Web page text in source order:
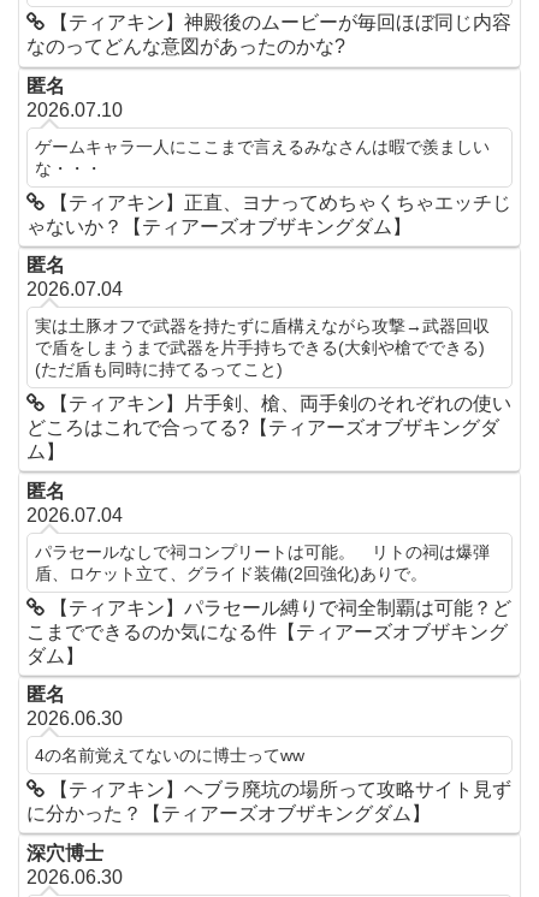
【ティアキン】神殿後のムービーが毎回ほぼ同じ内容
なのってどんな意図があったのかな?
匿名
2026.07.10
ゲームキャラ一人にここまで言えるみなさんは暇で羨ましい
な・・・
【ティアキン】正直、ヨナってめちゃくちゃエッチじ
ゃないか？【ティアーズオブザキングダム】
匿名
2026.07.04
実は土豚オフで武器を持たずに盾構えながら攻撃→武器回収
で盾をしまうまで武器を片手持ちできる(大剣や槍でできる)
(ただ盾も同時に持てるってこと)
【ティアキン】片手剣、槍、両手剣のそれぞれの使い
どころはこれで合ってる?【ティアーズオブザキングダ
ム】
匿名
2026.07.04
パラセールなしで祠コンプリートは可能。 リトの祠は爆弾
盾、ロケット立て、グライド装備(2回強化)ありで。
【ティアキン】パラセール縛りで祠全制覇は可能？ど
こまでできるのか気になる件【ティアーズオブザキング
ダム】
匿名
2026.06.30
4の名前覚えてないのに博士ってww
【ティアキン】ヘブラ廃坑の場所って攻略サイト見ず
に分かった？【ティアーズオブザキングダム】
深穴博士
2026.06.30